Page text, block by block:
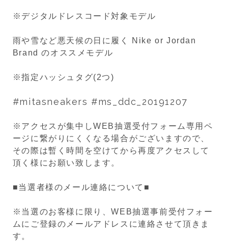
※デジタルドレスコード対象モデル
雨や雪など悪天候の日に履く Nike or Jordan
Brand のオススメモデル
※指定ハッシュタグ(2つ)
#mitasneakers #ms_ddc_20191207
※アクセスが集中しWEB抽選受付フォーム専用ペ
ージに繋がりにくくなる場合がございますので、
その際は暫く時間を空けてから再度アクセスして
頂く様にお願い致します。
■当選者様のメール連絡について■
※当選のお客様に限り、WEB抽選事前受付フォー
ムにご登録のメールアドレスに連絡させて頂きま
す。